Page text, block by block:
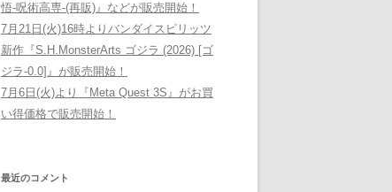
悟-呪術高専-(再販)』などが販売開始！
7月21日(火)16時よりバンダイスピリッツ
新作『S.H.MonsterArts ゴジラ (2026) [ゴ
ジラ-0.0]』が販売開始！
7月6日(火)より『Meta Quest 3S』がお買
い得価格で販売開始！
最近のコメント